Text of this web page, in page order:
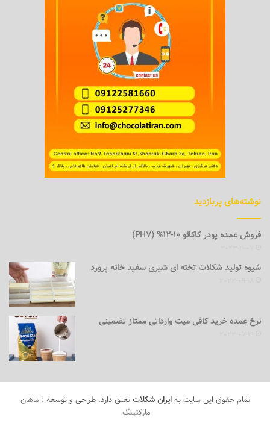
نوشته‌های پربازدید
فروش عمده پودر کاکائو 10-12% (PH7)
شیوه تولید شکلات تخته ای شیری سفید خانه پرورد
نرخ عمده خرید کافی میت وارداتی ممتاز تضمینی
تمام حقوق این سایت بهایران شکلات تعلق دارد. طراحی و توسعه : ماهان
مارکتینگ